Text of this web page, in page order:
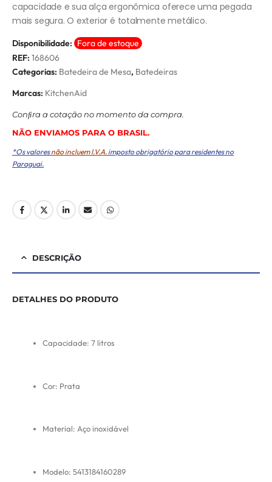
capacidade e sua alça ergonômica oferece uma pegada
mais segura. O exterior é totalmente metálico.
Disponibilidade: Fora de estoque
REF: 168606
Categorias: Batedeira de Mesa, Batedeiras
Marcas: KitchenAid
Conﬁra a cotação no momento da compra.
NÃO ENVIAMOS PARA O BRASIL.
*Os valoresnão incluem I.V.A. imposto obrigatório para residentes no
Paraguai.
DESCRIÇÃO
DETALHES DO PRODUTO
Capacidade: 7 litros
Cor: Prata
Material: Aço inoxidável
Modelo: 5413184160289